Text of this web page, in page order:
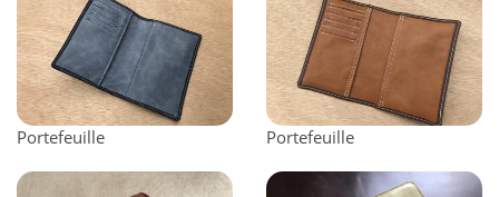
Portefeuille Portefeuille